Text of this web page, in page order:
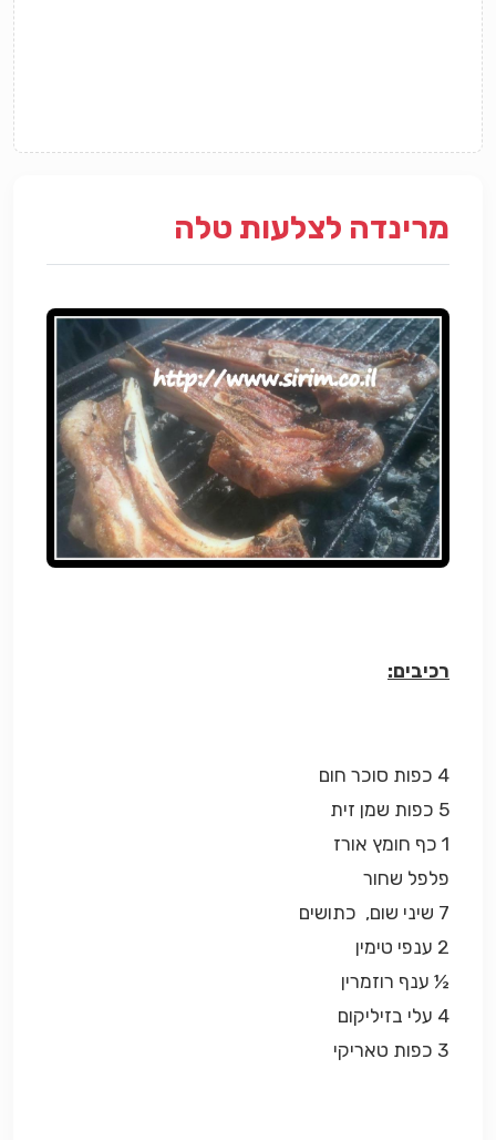
מרינדה לצלעות טלה
רכיבים:
4 כפות סוכר חום
5 כפות שמן זית
1 כף חומץ אורז
פלפל שחור
7 שיני שום, כתושים
2 ענפי טימין
½ ענף רוזמרין
4 עלי בזיליקום
3 כפות טאריקי